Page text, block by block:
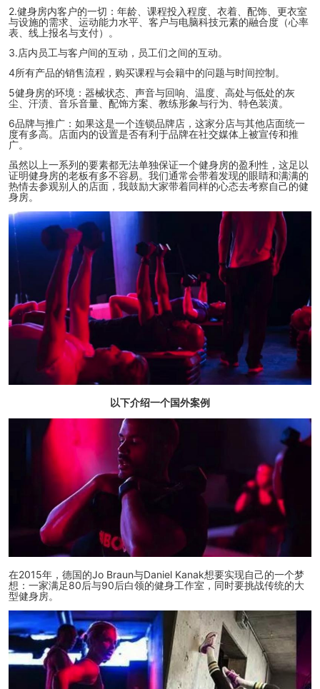
2.健身房内客户的一切：年龄、课程投入程度、衣着、配饰、更衣室
与设施的需求、运动能力水平、客户与电脑科技元素的融合度（心率
表、线上报名与支付）。
3.店内员工与客户间的互动，员工们之间的互动。
4所有产品的销售流程，购买课程与会籍中的问题与时间控制。
5健身房的环境：器械状态、声音与回响、温度、高处与低处的灰
尘、汗渍、音乐音量、配饰方案、教练形象与行为、特色装潢。
6品牌与推广：如果这是一个连锁品牌店，这家分店与其他店面统一
度有多高。店面内的设置是否有利于品牌在社交媒体上被宣传和推
广。
虽然以上一系列的要素都无法单独保证一个健身房的盈利性，这足以
证明健身房的老板有多不容易。我们通常会带着发现的眼睛和满满的
热情去参观别人的店面，我鼓励大家带着同样的心态去考察自己的健
身房。
以下介绍一个国外案例
在2015年，德国的Jo Braun与Daniel Kanak想要实现自己的一个梦
想：一家满足80后与90后白领的健身工作室，同时要挑战传统的大
型健身房。